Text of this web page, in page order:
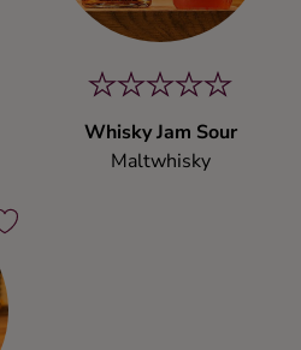
Whisky Jam Sour
Maltwhisky